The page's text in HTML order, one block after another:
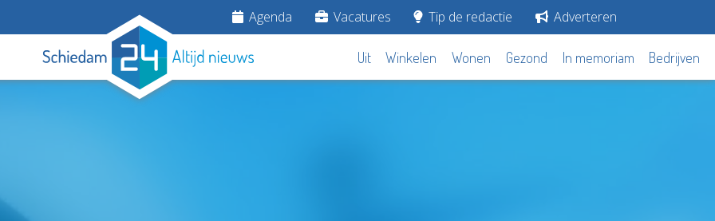
Agenda Vacatures Tip de redactie Adverteren
Uit Winkelen Wonen Gezond In memoriam Bedrijven